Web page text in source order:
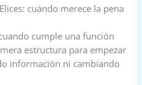
cuándo merece la pena
cumple una función
estructura para empezar
información ni cambiando